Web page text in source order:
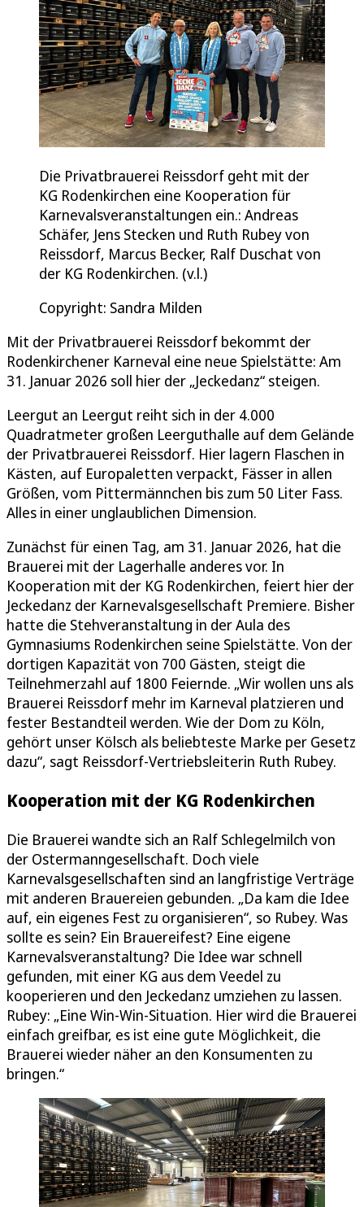
Die Privatbrauerei Reissdorf geht mit der
KG Rodenkirchen eine Kooperation für
Karnevalsveranstaltungen ein.: Andreas
Schäfer, Jens Stecken und Ruth Rubey von
Reissdorf, Marcus Becker, Ralf Duschat von
der KG Rodenkirchen. (v.l.)
Copyright: Sandra Milden
Mit der Privatbrauerei Reissdorf bekommt der
Rodenkirchener Karneval eine neue Spielstätte: Am
31. Januar 2026 soll hier der „Jeckedanz“ steigen.
Leergut an Leergut reiht sich in der 4.000
Quadratmeter großen Leerguthalle auf dem Gelände
der Privatbrauerei Reissdorf. Hier lagern Flaschen in
Kästen, auf Europaletten verpackt, Fässer in allen
Größen, vom Pittermännchen bis zum 50 Liter Fass.
Alles in einer unglaublichen Dimension.
Zunächst für einen Tag, am 31. Januar 2026, hat die
Brauerei mit der Lagerhalle anderes vor. In
Kooperation mit der KG Rodenkirchen, feiert hier der
Jeckedanz der Karnevalsgesellschaft Premiere. Bisher
hatte die Stehveranstaltung in der Aula des
Gymnasiums Rodenkirchen seine Spielstätte. Von der
dortigen Kapazität von 700 Gästen, steigt die
Teilnehmerzahl auf 1800 Feiernde. „Wir wollen uns als
Brauerei Reissdorf mehr im Karneval platzieren und
fester Bestandteil werden. Wie der Dom zu Köln,
gehört unser Kölsch als beliebteste Marke per Gesetz
dazu“, sagt Reissdorf-Vertriebsleiterin Ruth Rubey.
Kooperation mit der KG Rodenkirchen
Die Brauerei wandte sich an Ralf Schlegelmilch von
der Ostermanngesellschaft. Doch viele
Karnevalsgesellschaften sind an langfristige Verträge
mit anderen Brauereien gebunden. „Da kam die Idee
auf, ein eigenes Fest zu organisieren“, so Rubey. Was
sollte es sein? Ein Brauereifest? Eine eigene
Karnevalsveranstaltung? Die Idee war schnell
gefunden, mit einer KG aus dem Veedel zu
kooperieren und den Jeckedanz umziehen zu lassen.
Rubey: „Eine Win-Win-Situation. Hier wird die Brauerei
einfach greifbar, es ist eine gute Möglichkeit, die
Brauerei wieder näher an den Konsumenten zu
bringen.“